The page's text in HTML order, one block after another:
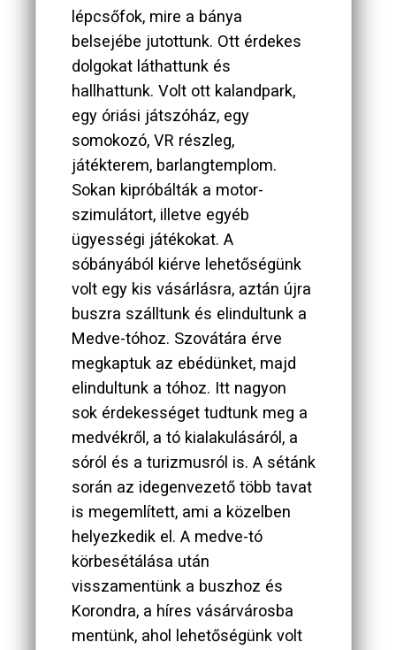
lépcsőfok, mire a bánya
belsejébe jutottunk. Ott érdekes
dolgokat láthattunk és
hallhattunk. Volt ott kalandpark,
egy óriási játszóház, egy
somokozó, VR részleg,
játékterem, barlangtemplom.
Sokan kipróbálták a motor-
szimulátort, illetve egyéb
ügyességi játékokat. A
sóbányából kiérve lehetőségünk
volt egy kis vásárlásra, aztán újra
buszra szálltunk és elindultunk a
Medve-tóhoz. Szovátára érve
megkaptuk az ebédünket, majd
elindultunk a tóhoz. Itt nagyon
sok érdekességet tudtunk meg a
medvékről, a tó kialakulásáról, a
sóról és a turizmusról is. A sétánk
során az idegenvezető több tavat
is megemlített, ami a közelben
helyezkedik el. A medve-tó
körbesétálása után
visszamentünk a buszhoz és
Korondra, a híres vásárvárosba
mentünk, ahol lehetőségünk volt